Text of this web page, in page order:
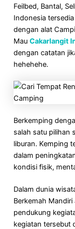
Feilbed, Bantal,
Indonesia
dengan alat
Mau Cakarlangit
dengan catatan
hehehehe.
Berkemping
salah satu pilihan
liburan. Kemping
dalam
kondisi fisik,
Dalam dunia
Berkemah
pendukung
kegiatan tersebut